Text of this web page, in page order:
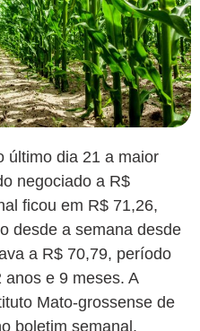
último dia 21 a maior
negociado a R$
ficou em R$ 71,26,
desde a semana desde
a R$ 70,79, período
e 9 meses. A
Mato-grossense de
boletim semanal,